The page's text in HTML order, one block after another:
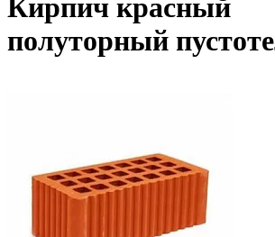
Кирпич красный
полуторный